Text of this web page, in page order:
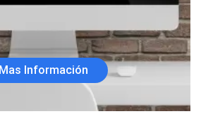
Mas Información